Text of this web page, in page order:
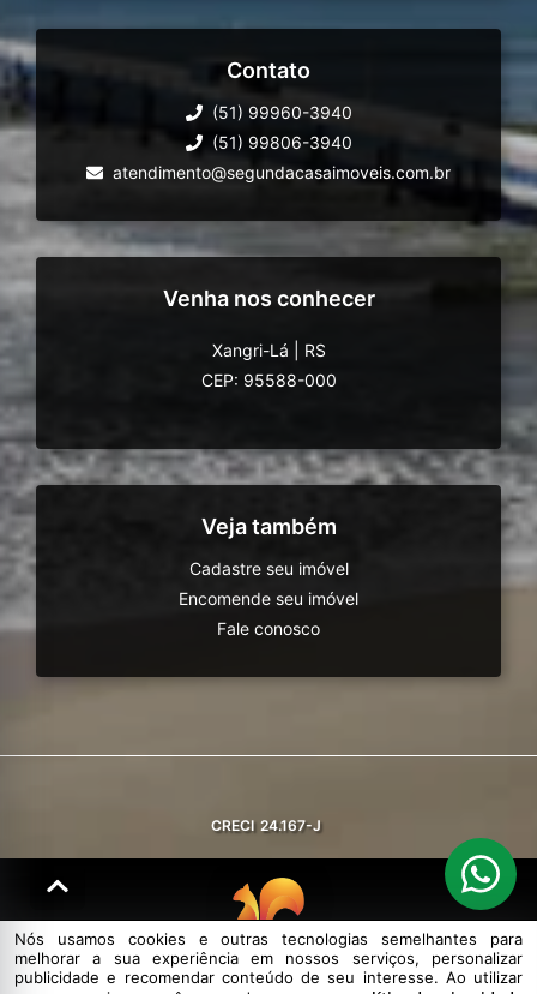
Contato
(51) 99960-3940
(51) 99806-3940
atendimento@segundacasaimoveis.com.br
Venha nos conhecer
Xangri-Lá
RS
CEP: 95588-000
Veja também
Cadastre seu imóvel
Encomende seu imóvel
Fale conosco
CRECI 24.167-J
© DESENVOLVIDO PELAAGIL.NET
Nós usamos cookies e outras tecnologias semelhantes para
melhorar a sua experiência em nossos serviços, personalizar
publicidade e recomendar conteúdo de seu interesse. Ao utilizar